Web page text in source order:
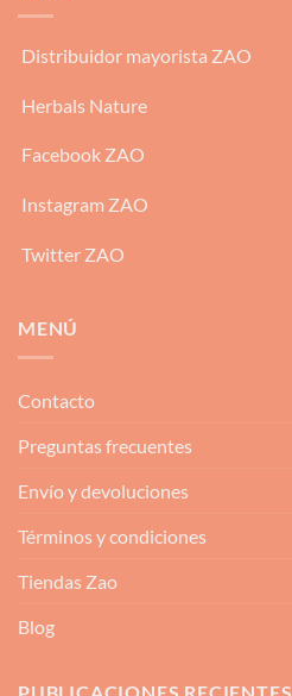
Distribuidor mayorista ZAO
Herbals Nature
Facebook ZAO
Instagram ZAO
Twitter ZAO
MENÚ
Contacto
Preguntas frecuentes
Envío y devoluciones
Términos y condiciones
Tiendas Zao
Blog
PUBLICACIONES RECIENTES